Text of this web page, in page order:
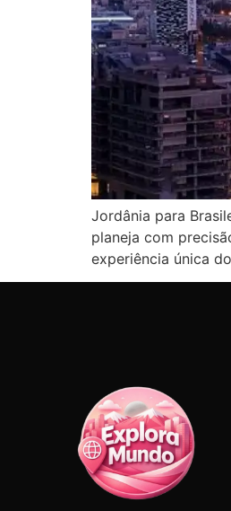
Jordânia para
planeja com
experiência única